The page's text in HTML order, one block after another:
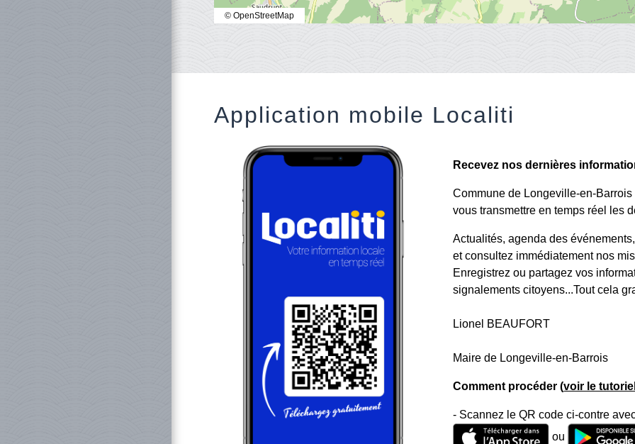
© OpenStreetMap
Application mobile Localiti
Recevez nos dernières
Commune de Longeville-en-
vous transmettre en temps réel les
Actualités, agenda des
et consultez immédiatement nos
Enregistrez ou partagez vos
signalements citoyens...Tout cela
Lionel BEAUFORT
Maire de Longeville-en-Barrois
Comment procéder (voir le
- Scannez le QR code ci-contre
ou